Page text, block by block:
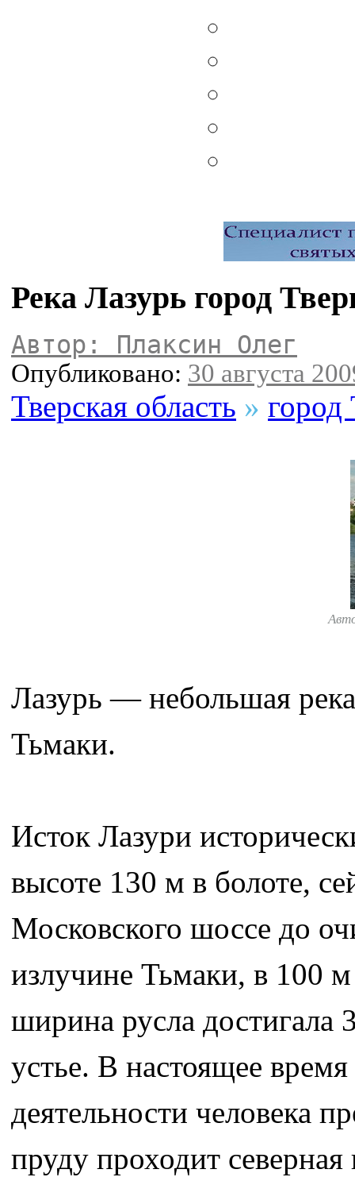
Река Лазурь город
Автор: Плаксин Олег
Опубликовано: 30 августа
Тверская область » город
Лазурь — небольшая
Тьмаки.
Исток Лазури
высоте 130 м в болоте,
Московского шоссе до
излучине Тьмаки, в 100
ширина русла достигала
устье. В настоящее время
деятельности человека
пруду проходит